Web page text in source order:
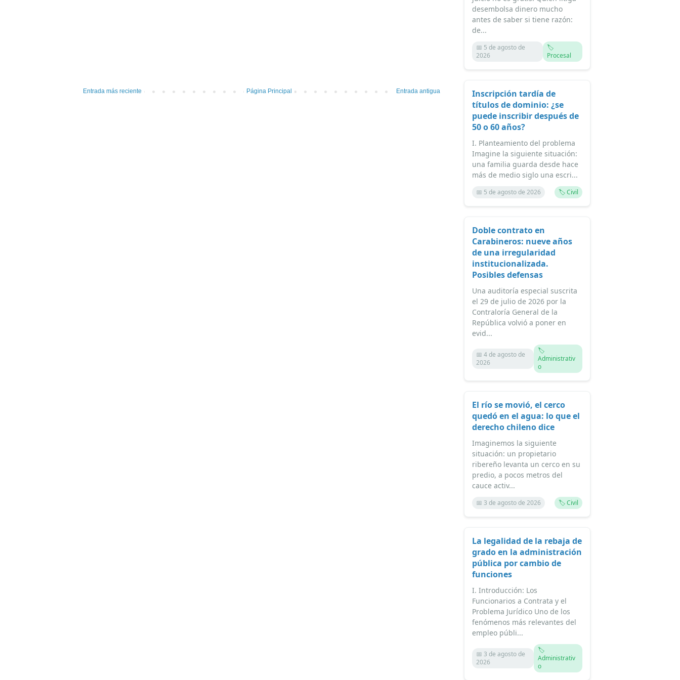
Entrada más reciente Entrada antigua
Página Principal
desembolsa dinero mucho
antes de saber si tiene razón:
de...
📅 5 de agosto de
2026
🏷️
Procesal
Inscripción tardía de
títulos de dominio: ¿se
puede inscribir después de
50 o 60 años?
I. Planteamiento del problema
Imagine la siguiente situación:
una familia guarda desde hace
más de medio siglo una escri...
📅 5 de agosto de 2026 🏷️ Civil
Doble contrato en
Carabineros: nueve años
de una irregularidad
institucionalizada.
Posibles defensas
Una auditoría especial suscrita
el 29 de julio de 2026 por la
Contraloría General de la
República volvió a poner en
evid...
📅 4 de agosto de
2026
🏷️
Administrativ
o
El río se movió, el cerco
quedó en el agua: lo que el
derecho chileno dice
Imaginemos la siguiente
situación: un propietario
ribereño levanta un cerco en su
predio, a pocos metros del
cauce activ...
📅 3 de agosto de 2026 🏷️ Civil
La legalidad de la rebaja de
grado en la administración
pública por cambio de
funciones
I. Introducción: Los
Funcionarios a Contrata y el
Problema Jurídico Uno de los
fenómenos más relevantes del
empleo públi...
📅 3 de agosto de
2026
🏷️
Administrativ
o